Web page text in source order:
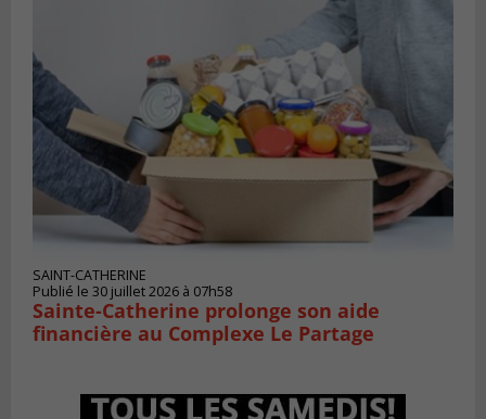
SAINT-CATHERINE
Publié le 30 juillet 2026 à 07h58
Sainte-Catherine prolonge son aide
financière au Complexe Le Partage